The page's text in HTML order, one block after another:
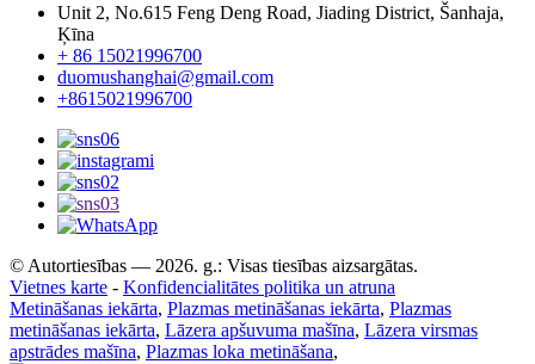
Unit 2, No.615 Feng Deng Road, Jiading District, Šanhaja,
Ķīna
+ 86 15021996700
duomushanghai@gmail.com
+8615021996700
© Autortiesības — 2026. g.: Visas tiesības aizsargātas.
Vietnes karte - Konfidencialitātes politika un atruna
Metināšanas iekārta, Plazmas metināšanas iekārta, Plazmas
metināšanas iekārta, Lāzera apšuvuma mašīna, Lāzera virsmas
apstrādes mašīna, Plazmas loka metināšana,